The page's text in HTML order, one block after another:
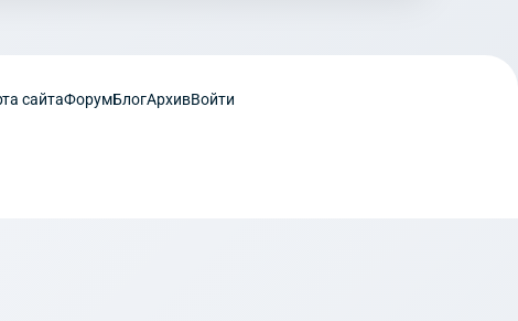
сайтаФорумБлогАрхивВойти